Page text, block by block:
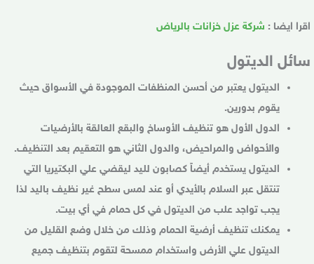
اقرا ايضا : شركة عزل خزانات بالرياض
سائل الديتول
الديتول يعتبر من أحسن المنظفات الموجودة في الأسواق حيث
يقوم بدورين.
الدول الأول هو تنظيف الأوساخ والبقع العالقة بالأرضيات
والأحواض والمراحيض، والدول الثاني هو التعقيم بعد التنظيف.
الديتول يستخدم أيضاً كصابون لليد ليقضي علي البكتيريا التي
تنتقل عبر السلام بالأيدي أو عند لمس سطح غير نظيف باليد لذا
يجب تواجد علب من الديتول في كل حمام في أي بيت.
يمكنك تنظيف أرضية الحمام وذلك من خلال وضع القليل من
الديتول علي الأرض واستخدام ممسحة لتقوم بتنظيف جميع